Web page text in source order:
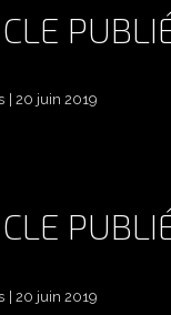
20 juin 2019
20 juin 2019